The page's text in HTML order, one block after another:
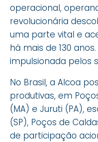
operacional,
revolucionária
uma parte vital e
há mais de 130
impulsionada pelos
No Brasil, a Alcoa
produtivas, em
(MA) e Juruti (PA),
(SP), Poços de
de participação